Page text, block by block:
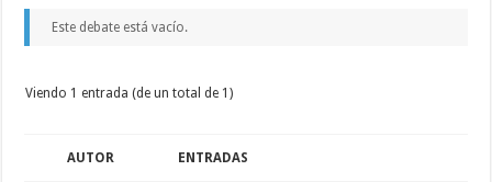
Este debate está vacío.
Viendo 1 entrada (de un total de 1)
AUTOR ENTRADAS